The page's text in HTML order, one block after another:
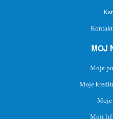
MOJ
Moje
Moje
Moje
Moji